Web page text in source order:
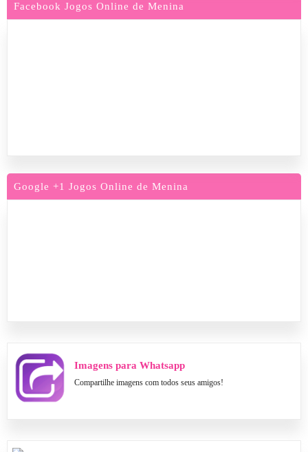
Facebook Jogos Online de Menina
Google +1 Jogos Online de Menina
Imagens para Whatsapp
Compartilhe imagens com todos seus amigos!